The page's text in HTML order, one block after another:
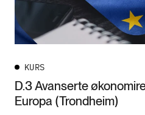
KURS
D.3 Avanserte
Europa (Trondheim)